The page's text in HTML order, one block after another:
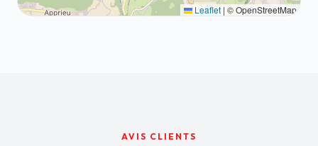
Leaflet | © OpenStreetMap
AVIS CLIENTS